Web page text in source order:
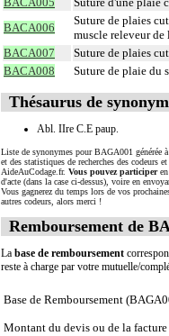
BACA006
Suture de plaies
muscle releveur
BACA007 Suture de plaies
BACA008 Suture de plaie du
Thésaurus de
Abl. IIre C.E paup.
Liste de synonymes pour BAGA001 générée
et des statistiques de recherches des codeurs
AideAuCodage.fr. Vous pouvez participeren
d'acte (dans la case ci-dessus), voire en
Vous gagnerez du temps lors de vos
autres codeurs, alors merci !
Remboursement de
La base de remboursement
reste à charge par votre mutuelle/
Base de Remboursement
Montant du devis ou de la